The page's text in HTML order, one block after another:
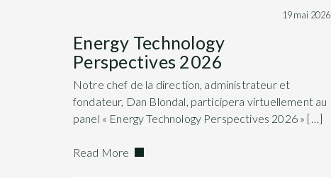
19 mai 2026
Energy Technology
Perspectives 2026
Notre chef de la direction, administrateur et
fondateur, Dan Blondal, participera virtuellement au
panel « Energy Technology Perspectives 2026 » […]
Read More